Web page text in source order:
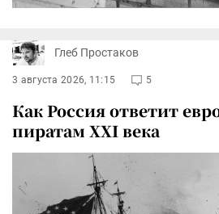
Глеб Простаков
3 августа 2026, 11:15 5
Как Россия ответит
пиратам XXI века